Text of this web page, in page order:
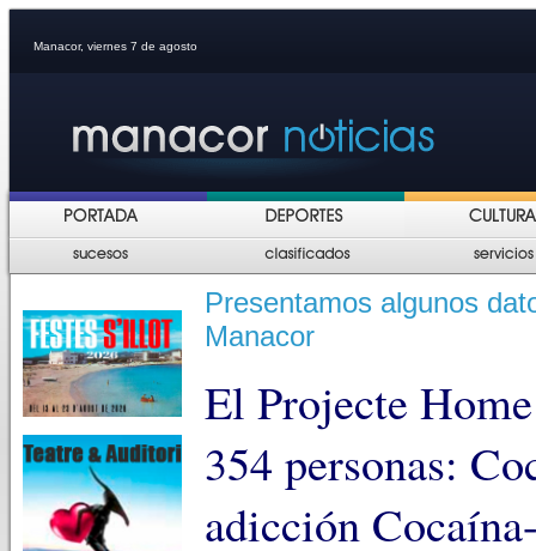
Manacor, viernes 7 de agosto
Presentamos algunos
Manacor
El Projecte
354 personas:
adicción